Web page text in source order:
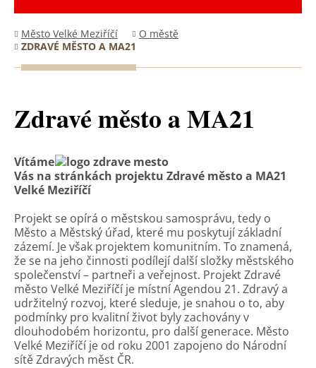
Město Velké Meziříčí
O městě
ZDRAVÉ MĚSTO A MA21
Zdravé město a MA21
Vítáme
Vás na stránkách projektu Zdravé město a MA21
Velké Meziříčí
Projekt se opírá o městskou samosprávu, tedy o
Město a Městský úřad, které mu poskytují základní
zázemí. Je však projektem komunitním. To znamená,
že se na jeho činnosti podílejí další složky městského
společenství – partneři a veřejnost. Projekt Zdravé
město Velké Meziříčí je místní Agendou 21. Zdravý a
udržitelný rozvoj, které sleduje, je snahou o to, aby
podmínky pro kvalitní život byly zachovány v
dlouhodobém horizontu, pro další generace. Město
Velké Meziříčí je od roku 2001 zapojeno do Národní
sítě Zdravých měst ČR.